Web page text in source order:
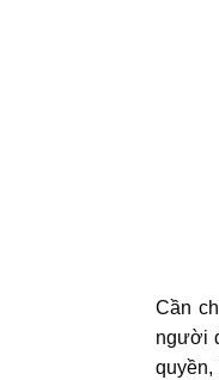
Cần
người
quyền,